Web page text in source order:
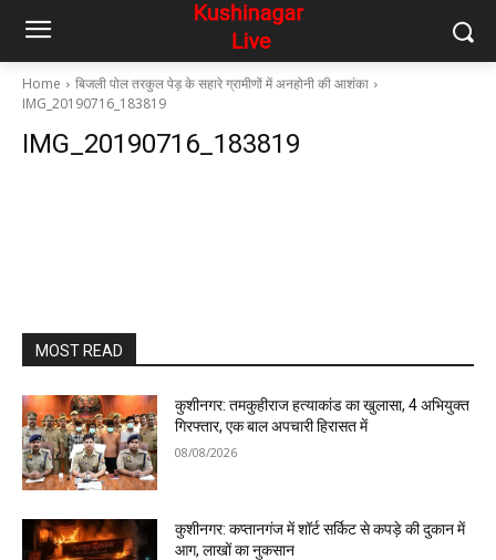
Home
बिजली पोल तरकुल पेड़ के सहारे ग्रामीणों में अनहोनी की आशंका
IMG_20190716_183819
IMG_20190716_183819
MOST READ
कुशीनगर: तमकुहीराज हत्याकांड का खुलासा, 4 अभियुक्त
गिरफ्तार, एक बाल अपचारी हिरासत में
08/08/2026
कुशीनगर: कप्तानगंज में शॉर्ट सर्किट से कपड़े की दुकान में
आग, लाखों का नुकसान